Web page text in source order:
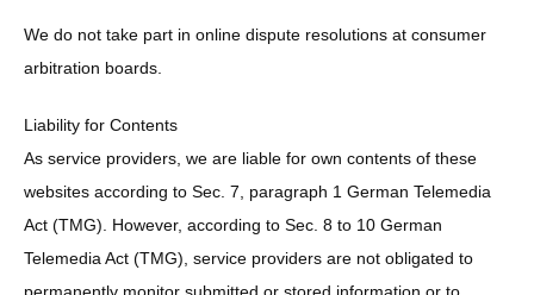
We do not take part in online dispute resolutions at consumer
arbitration boards.
Liability for Contents
As service providers, we are liable for own contents of these
websites according to Sec. 7, paragraph 1 German Telemedia
Act (TMG). However, according to Sec. 8 to 10 German
Telemedia Act (TMG), service providers are not obligated to